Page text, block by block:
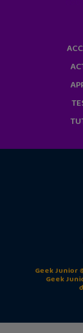
Geek Junior
Geek